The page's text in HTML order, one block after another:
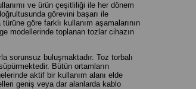
ve ürün çeşitliliği ile her dönem
görevini başarı ile
göre farklı kullanım aşamalarının
modellerinde toplanan tozlar cihazın
sorunsuz buluşmaktadır. Toz torbalı
Bütün ortamların
aktif bir kullanım alanı elde
geniş veya dar alanlarda kablo